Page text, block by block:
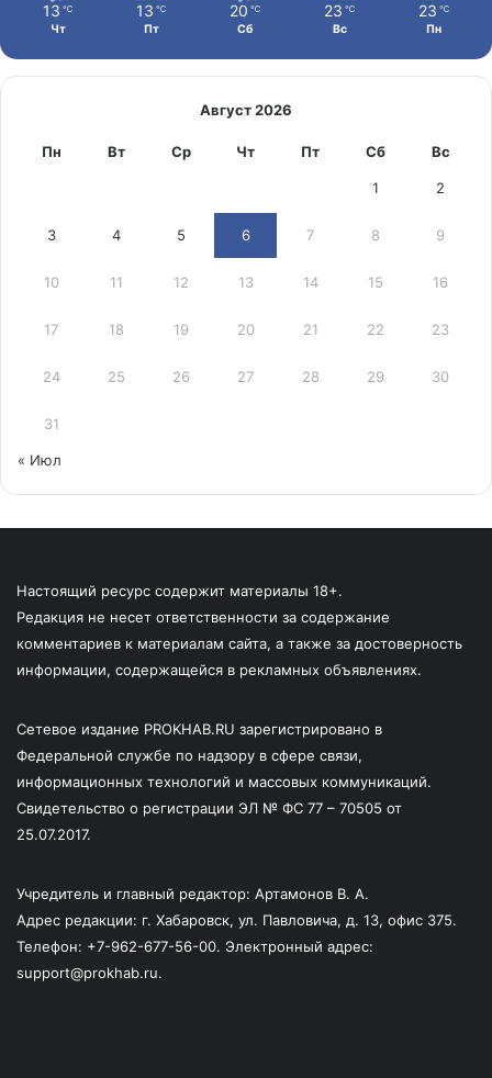
13 ℃
Чт
13 ℃
Пт
20 ℃
Сб
23 ℃
Вс
23 ℃
Пн
Август 2026
Пн Вт Ср Чт Пт Сб Вс
1 2
3 4 5 6 7 8 9
10 11 12 13 14 15 16
17 18 19 20 21 22 23
24 25 26 27 28 29 30
31
« Июл
Настоящий ресурс содержит материалы 18+.
Редакция не несет ответственности за содержание
комментариев к материалам сайта, а также за достоверность
информации, содержащейся в рекламных объявлениях.
Сетевое издание PROKHAB.RU зарегистрировано в
Федеральной службе по надзору в сфере связи,
информационных технологий и массовых коммуникаций.
Свидетельство о регистрации ЭЛ № ФС 77 – 70505 от
25.07.2017.
Учредитель и главный редактор: Артамонов В. А.
Адрес редакции: г. Хабаровск, ул. Павловича, д. 13, офис 375.
Телефон: +7-962-677-56-00. Электронный адрес:
support@prokhab.ru.